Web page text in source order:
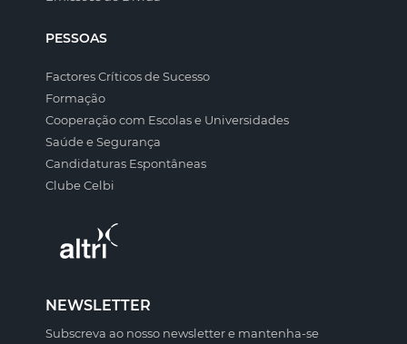
PESSOAS
Factores Críticos de Sucesso
Formação
Cooperação com Escolas e Universidades
Saúde e Segurança
Candidaturas Espontâneas
Clube Celbi
NEWSLETTER
Subscreva ao nosso newsletter e mantenha-se